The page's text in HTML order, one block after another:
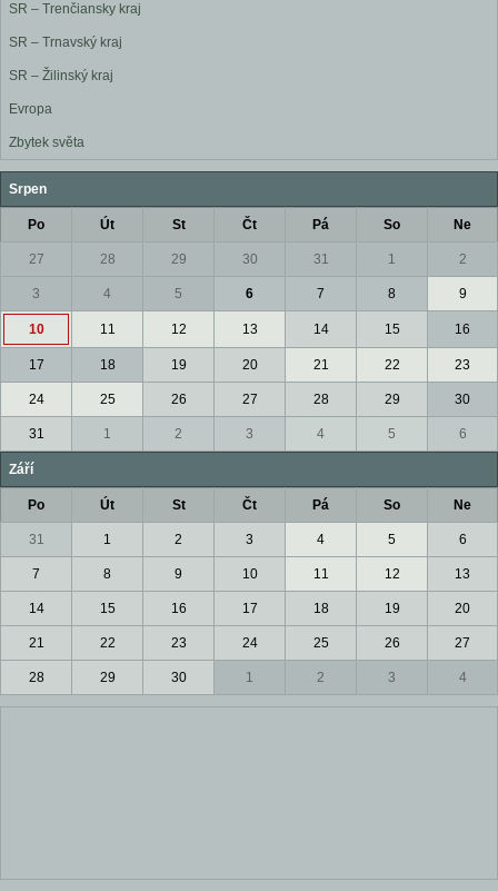
SR – Trenčiansky kraj
SR – Trnavský kraj
SR – Žilinský kraj
Evropa
Zbytek světa
Srpen
Po Út St Čt Pá So Ne
27 28 29 30 31 1 2
3 4 5 6 7 8 9
10 11 12 13 14 15 16
17 18 19 20 21 22 23
24 25 26 27 28 29 30
31 1 2 3 4 5 6
Září
Po Út St Čt Pá So Ne
31 1 2 3 4 5 6
7 8 9 10 11 12 13
14 15 16 17 18 19 20
21 22 23 24 25 26 27
28 29 30 1 2 3 4